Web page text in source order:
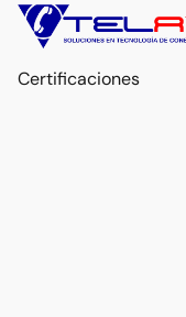
Certificaciones